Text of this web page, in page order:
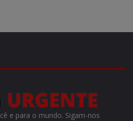
e para o mundo. Sigam-nos